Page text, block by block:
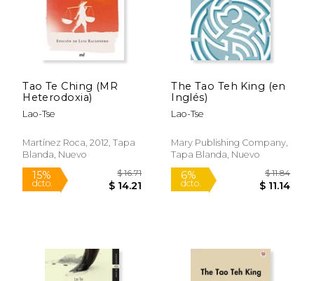
12%
Tao Te Ching (MR
Heterodoxia)
Lao-Tse
Martínez Roca, 2012, Tapa
Blanda, Nuevo
The Tao Teh King (en
Inglés)
Lao-Tse
Mary Publishing Company,
Tapa Blanda, Nuevo